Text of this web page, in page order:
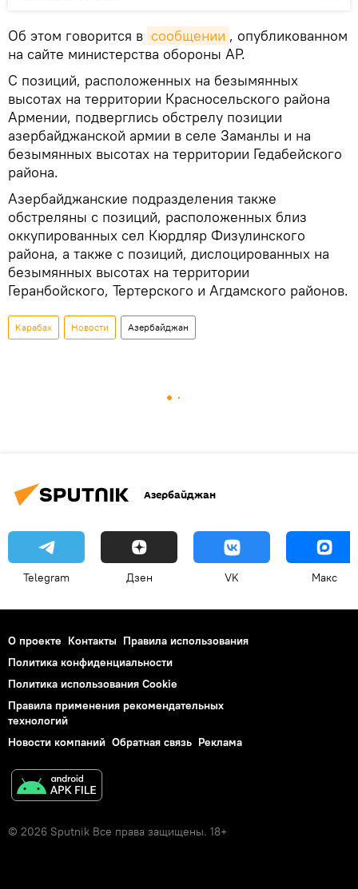
Об этом говорится в сообщении , опубликованном
на сайте министерства обороны АР.
С позиций, расположенных на безымянных
высотах на территории Красносельского района
Армении, подверглись обстрелу позиции
азербайджанской армии в селе Заманлы и на
безымянных высотах на территории Гедабейского
района.
Азербайджанские подразделения также
обстреляны с позиций, расположенных близ
оккупированных сел Кюрдляр Физулинского
района, а также с позиций, дислоцированных на
безымянных высотах на территории
Геранбойского, Тертерского и Агдамского районов.
Карабах Новости Азербайджан
Азербайджан
Telegram Дзен VK Макс
О проекте Контакты Правила использования
Политика конфиденциальности
Политика использования Cookie
Правила применения рекомендательных
технологий
Новости компаний Обратная связь Реклама
© 2026 Sputnik Все права защищены. 18+